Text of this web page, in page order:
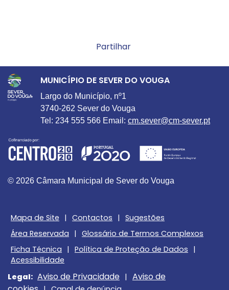
Partilhar
MUNICÍPIO DE SEVER DO VOUGA
Largo do Município, nº1
3740-262 Sever do Vouga
Tel: 234 555 566 Email: cm.sever@cm-sever.pt
© 2026 Câmara Municipal de Sever do Vouga
Mapa de Site | Contactos | Sugestões
Área Reservada | Glossário de Termos Complexos
Ficha Técnica | Política de Proteção de Dados |
Acessibilidade
Legal: Aviso de Privacidade | Aviso de